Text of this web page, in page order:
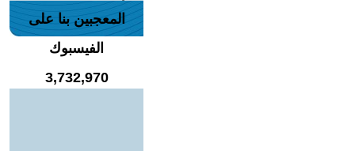
المعجبين بنا على
الفيسبوك
3,732,970